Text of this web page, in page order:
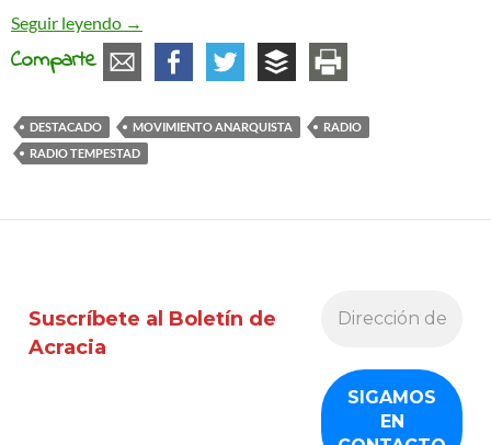
Seguir leyendo Radio Tempestad, radio libre y antiautoritaria
→
Comparte
DESTACADO MOVIMIENTO ANARQUISTA
RADIO
RADIO TEMPESTAD
Suscríbete al Boletín de
Acracia